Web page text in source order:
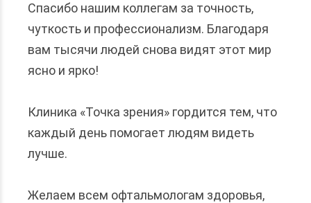
Спасибо нашим коллегам за точность,
чуткость и профессионализм. Благодаря
вам тысячи людей снова видят этот мир
ясно и ярко!
Клиника «Точка зрения» гордится тем, что
каждый день помогает людям видеть
лучше.
Желаем всем офтальмологам здоровья,